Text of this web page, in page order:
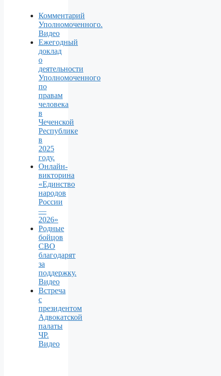
Комментарий
Уполномоченного.
Видео
Ежегодный
доклад
о
деятельности
Уполномоченного
по
правам
человека
в
Чеченской
Республике
в
2025
году.
Онлайн-
викторина
«Единство
народов
России
—
2026»
Родные
бойцов
СВО
благодарят
за
поддержку.
Видео
Встреча
с
президентом
Адвокатской
палаты
ЧР.
Видео